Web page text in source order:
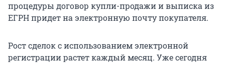
процедуры договор купли-продажи и выписка из
ЕГРН придет на электронную почту покупателя.
Рост сделок с использованием электронной
регистрации растет каждый месяц. Уже сегодня